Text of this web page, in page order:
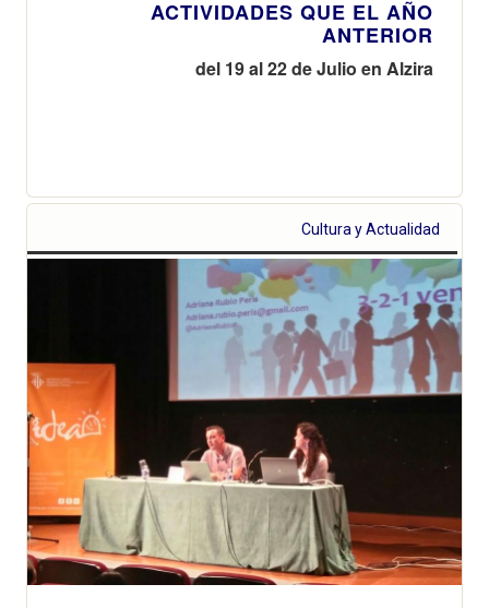
ACTIVIDADES QUE EL AÑO
ANTERIOR
del 19 al 22 de Julio en Alzira
Cultura y Actualidad